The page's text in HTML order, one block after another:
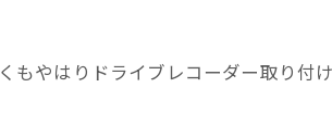
やはりドライブレコーダー取り付